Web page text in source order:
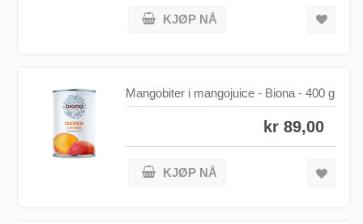
KJØP NÅ
Mangobiter i mangojuice - Biona - 400 g
kr 89,00
KJØP NÅ